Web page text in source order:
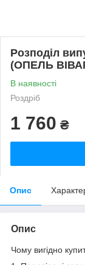
Розподіл
(ОПЕЛЬ
В наявності
Роздріб
1 760 ₴
Опис
Опис
Чому вигідно